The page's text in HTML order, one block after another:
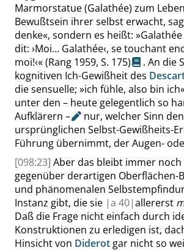
Marmorstatue (Galathée) zum
Bewußtsein ihrer selbst erwacht,
denke«, sondern es heißt: »
dit: ›Moi… Galathée‹, se touchant
moi!‹«(Rang 1959, S. 175)
. An die
kognitiven Ich-Gewißheit des
die sensuelle; »ich fühle, also bin ich
unter den – heute gelegentlich so
Aufklärern –
nur, welcher Sinn
ursprünglichen Selbst-Gewißheits-
Führung übernimmt, der Augen-
[098:23] Aber das bleibt immer noch
gegenüber derartigen Oberflächen-
und phänomenalen
Instanz gibt, die sie |a 40|allererst
Daß die Frage nicht einfach durch
Konstruktionen zu erledigen ist,
Hinsicht von Diderot gar nicht so